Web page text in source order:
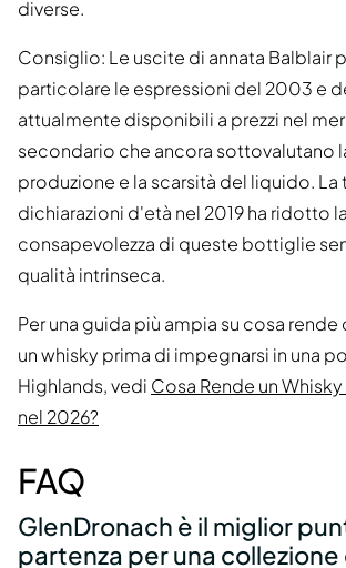
diverse.
Consiglio: Le uscite di annata Balblair
particolare le espressioni del 2003 e
attualmente disponibili a prezzi nel
secondario che ancora sottovalutano
produzione e la scarsità del liquido. La
dichiarazioni d'età nel 2019 ha ridotto la
consapevolezza di queste bottiglie
qualità intrinseca.
Per una guida più ampia su cosa
un whisky prima di impegnarsi in una
Highlands, vedi Cosa Rende un
nel 2026?
FAQ
GlenDronach è il miglior
partenza per una collezione